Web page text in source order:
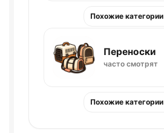
Похожие категории
Переноски
часто смотрят
Похожие категории